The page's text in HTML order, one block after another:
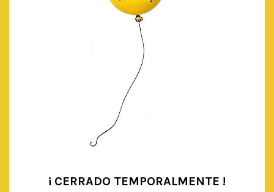
¡ CERRADO TEMPORALMENTE !